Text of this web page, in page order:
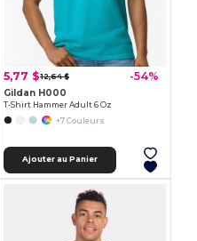
5,77 $12,64 $ -54%
Gildan H000
T-Shirt Hammer Adult 6 Oz
+7 Couleurs
Ajouter au Panier